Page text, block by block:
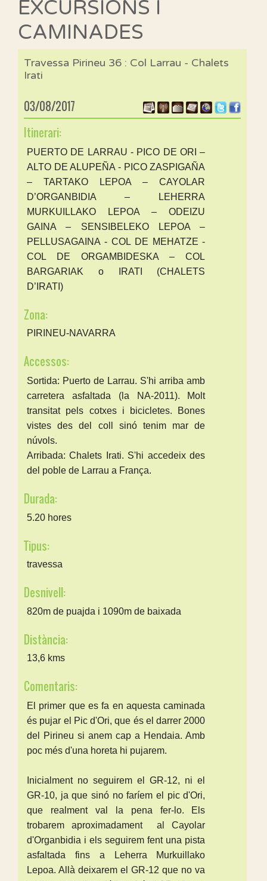
EXCURSIONS I
CAMINADES
Travessa Pirineu 36 : Col Larrau - Chalets
Irati
03/08/2017
Itinerari:
PUERTO DE LARRAU - PICO DE ORI –
ALTO DE ALUPEÑA - PICO ZASPIGAÑA
– TARTAKO LEPOA – CAYOLAR
D’ORGANBIDIA – LEHERRA
MURKUILLAKO LEPOA – ODEIZU
GAINA – SENSIBELEKO LEPOA –
PELLUSAGAINA - COL DE MEHATZE -
COL DE ORGAMBIDESKA – COL
BARGARIAK o IRATI (CHALETS
D’IRATI)
Zona:
PIRINEU-NAVARRA
Accessos:
Sortida: Puerto de Larrau. S'hi arriba amb
carretera asfaltada (la NA-2011). Molt
transitat pels cotxes i bicicletes. Bones
vistes des del coll sinó tenim mar de
núvols.
Arribada: Chalets Irati. S'hi accedeix des
del poble de Larrau a França.
Durada:
5.20 hores
Tipus:
travessa
Desnivell:
820m de puajda i 1090m de baixada
Distància:
13,6 kms
Comentaris:
El primer que es fa en aquesta caminada
és pujar el Pic d'Ori, que és el darrer 2000
del Pirineu si anem cap a Hendaia. Amb
poc més d'una horeta hi pujarem.
Inicialment no seguirem el GR-12, ni el
GR-10, ja que sinó no faríem el pic d'Ori,
que realment val la pena fer-lo. Els
trobarem aproximadament al Cayolar
d'Organbidia i els seguirem fent una pista
asfaltada fins a Leherra Murkuillako
Lepoa. Allà deixarem el GR-12 que no va